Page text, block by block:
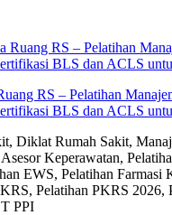
RS – Pelatihan
BLS dan ACLS
Diklat Rumah Sakit,
Keperawatan,
EWS, Pelatihan
Pelatihan PKRS
PPI